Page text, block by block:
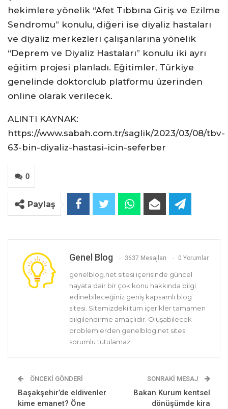
hekimlere yönelik “Afet Tıbbına Giriş ve Ezilme
Sendromu” konulu, diğeri ise diyaliz hastaları
ve diyaliz merkezleri çalışanlarına yönelik
“Deprem ve Diyaliz Hastaları” konulu iki ayrı
eğitim projesi planladı. Eğitimler, Türkiye
genelinde doktorclub platformu üzerinden
online olarak verilecek.
ALINTI KAYNAK:
https://www.sabah.com.tr/saglik/2023/03/08/tbv-
63-bin-diyaliz-hastasi-icin-seferber
0
Paylaş
Genel Blog 3637 Mesajları 0 Yorumlar
genelblog.net sitesi içerisinde güncel
hayata dair bir çok konu hakkında bilgi
edinebileceğiniz geniş kapsamlı blog
sitesi. Sitemizdeki tüm içerikler tamamen
bilgilendirme amaçlıdır. Oluşabilecek
problemlerden genelblog.net sitesi
sorumlu tutulamaz.
ÖNCEKI GÖNDERI
Başakşehir’de eldivenler
kime emanet? Öne
SONRAKI MESAJ
Bakan Kurum kentsel
dönüşümde kira